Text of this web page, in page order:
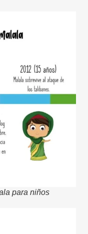
para niños